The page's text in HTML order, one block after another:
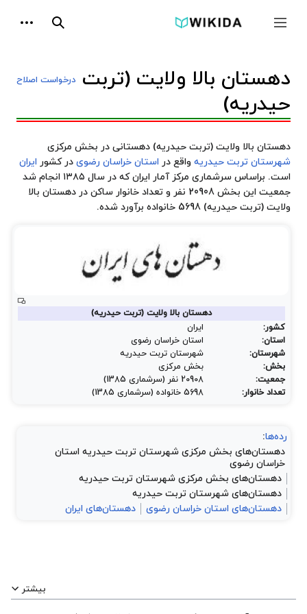
جمع و باز کردن نوار کناری جستجو
درخواست اصلاح
دهستان بالا ولایت (تربت
حیدریه)
دهستان بالا ولایت (تربت حیدریه) دهستانی در بخش مرکزی
شهرستان تربت حیدریه واقع در استان خراسان رضوی در کشور ایران
است. براساس سرشماری مرکز آمار ایران که در سال ۱۳۸۵ انجام شد
جمعیت این بخش 20908 نفر و تعداد خانوار ساکن در دهستان بالا
ولایت (تربت حیدریه) 5698 خانواده برآورد شده.
دهستان بالا ولایت (تربت حیدریه)
کشور:
ایران
استان:
استان خراسان رضوی
شهرستان:
شهرستان تربت حیدریه
بخش:
بخش مرکزی
جمعیت:
20908 نفر (سرشماری 1385)
تعداد خانوار:
5698 خانواده (سرشماری 1385)
رده‌ها:
دهستان‌های بخش مرکزی شهرستان تربت حیدریه استان
خراسان رضوی
دهستان‌های بخش مرکزی شهرستان تربت حیدریه
دهستان‌های شهرستان تربت حیدریه
دهستان‌های استان خراسان رضوی
دهستان‌های ایران
بیشتر